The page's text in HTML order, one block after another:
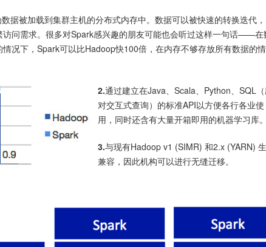
据被加载到集群主机的分布式内存中。数据可以被快速的转换迭代
访问需求。很多对Spark感兴趣的朋友可能也会听过这样一句话——在
况下，Spark可以比Hadoop快100倍，在内存不够存放所有数据的
2.通过建立在Java、Scala、Python、SQL
对交互式查询）的标准API以方便各行各业使
用，同时还含有大量开箱即用的机器学习库
3.与现有Hadoop v1 (SIMR) 和2.x (YARN)
兼容，因此机构可以进行无缝迁移。